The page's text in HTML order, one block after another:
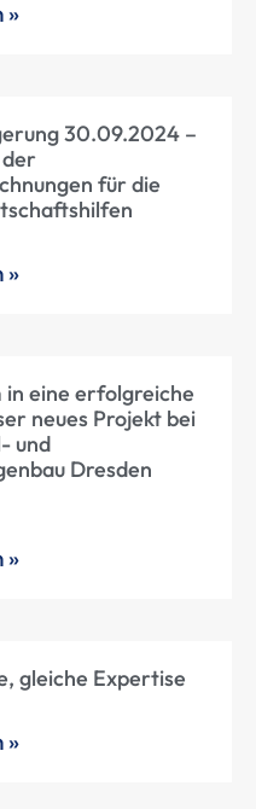
»
30.09.2024 –
für die
»
in eine erfolgreiche
neues Projekt bei
und
Dresden
»
gleiche Expertise
»